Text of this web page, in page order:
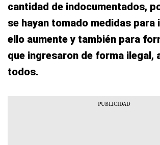
cantidad de indocumentados,
se hayan tomado medidas para
ello aumente y también para
que ingresaron de forma ilegal,
todos.